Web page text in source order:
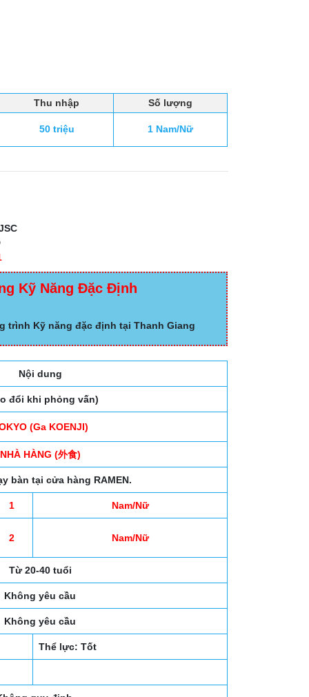
Thu nhập Số lượng
50 triệu 1 Nam/Nữ
Kỹ Năng Đặc Định
Kỹ năng đặc định tại Thanh Giang
Nội dung
đổi khi phỏng vấn)
(Ga KOENJI)
NHÀ HÀNG (外食)
bàn tại cửa hàng RAMEN.
1 Nam/Nữ
2 Nam/Nữ
Từ 20-40 tuổi
Không yêu cầu
Không yêu cầu
Thể lực: Tốt